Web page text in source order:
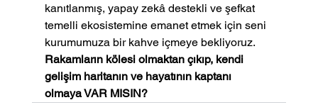
kanıtlanmış, yapay zekâ destekli ve şefkat
temelli ekosistemine emanet etmek için seni
kurumumuza bir kahve içmeye bekliyoruz.
Rakamların kölesi olmaktan çıkıp, kendi
gelişim haritanın ve hayatının kaptanı
olmaya VAR MISIN?